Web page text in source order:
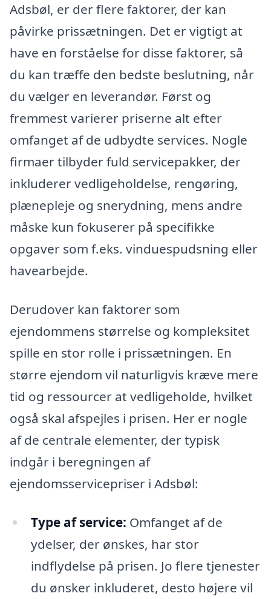
Adsbøl, er der flere faktorer, der kan
påvirke prissætningen. Det er vigtigt at
have en forståelse for disse faktorer, så
du kan træffe den bedste beslutning, når
du vælger en leverandør. Først og
fremmest varierer priserne alt efter
omfanget af de udbydte services. Nogle
firmaer tilbyder fuld servicepakker, der
inkluderer vedligeholdelse, rengøring,
plænepleje og snerydning, mens andre
måske kun fokuserer på specifikke
opgaver som f.eks. vinduespudsning eller
havearbejde.
Derudover kan faktorer som
ejendommens størrelse og kompleksitet
spille en stor rolle i prissætningen. En
større ejendom vil naturligvis kræve mere
tid og ressourcer at vedligeholde, hvilket
også skal afspejles i prisen. Her er nogle
af de centrale elementer, der typisk
indgår i beregningen af
ejendomsservicepriser i Adsbøl:
Type af service: Omfanget af de
ydelser, der ønskes, har stor
indflydelse på prisen. Jo flere tjenester
du ønsker inkluderet, desto højere vil